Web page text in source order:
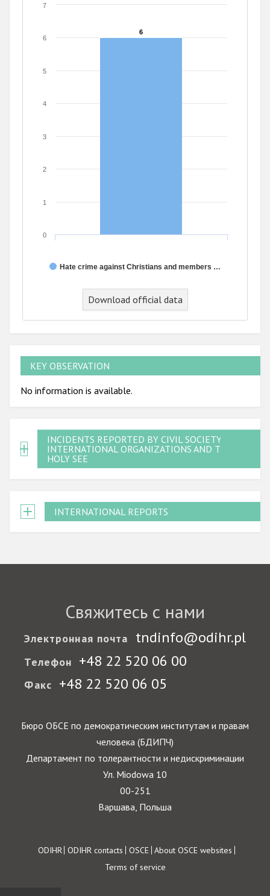
6
6
Hate crime against Christians and members …
0
1
2
3
4
5
6
7
Download official data
KEY OBSERVATION
No information is available.
INCIDENTS REPORTED BY CIVIL SOCIETY,
INTERNATIONAL ORGANIZATIONS AND THE
HOLY SEE
INTERNATIONAL REPORTS
Свяжитесь с нами
Электронная почта tndinfo@odihr.pl
Телефон +48 22 520 06 00
Факс +48 22 520 06 05
Бюро ОБСЕ по демократическим институтам и правам
человека (БДИПЧ)
Департамент по толерантности и недискриминации
Ул. Miodowa 10
00-251
Варшава, Польша
Footer
ODIHR ODIHR contacts OSCE About OSCE websites
Terms of service